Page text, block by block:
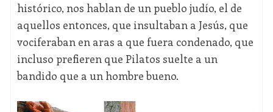
histórico, nos hablan de un pueblo judío, el de
aquellos entonces, que insultaban a Jesús, que
vociferaban en aras a que fuera condenado, que
incluso prefieren que Pilatos suelte a un
bandido que a un hombre bueno.